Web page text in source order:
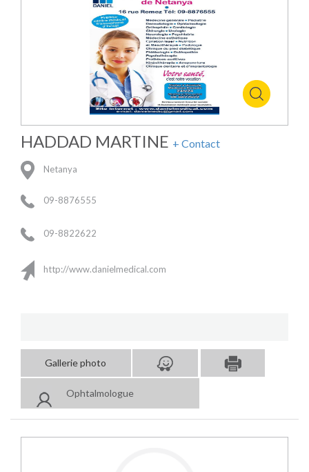
HADDAD MARTINE + Contact
Netanya
09-8876555
09-8822622
http://www.danielmedical.com
Gallerie photo
Ophtalmologue